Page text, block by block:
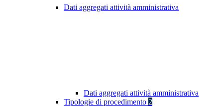
Dati aggregati attività amministrativa
Dati aggregati attività amministrativa
Tipologie di procedimento 2